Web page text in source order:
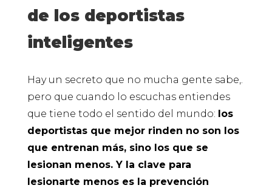
de los deportistas
inteligentes
Hay un secreto que no mucha gente sabe,.
pero que cuando lo escuchas entiendes
que tiene todo el sentido del mundo: los
deportistas que mejor rinden no son los
que entrenan más, sino los que se
lesionan menos. Y la clave para
lesionarte menos es la prevención